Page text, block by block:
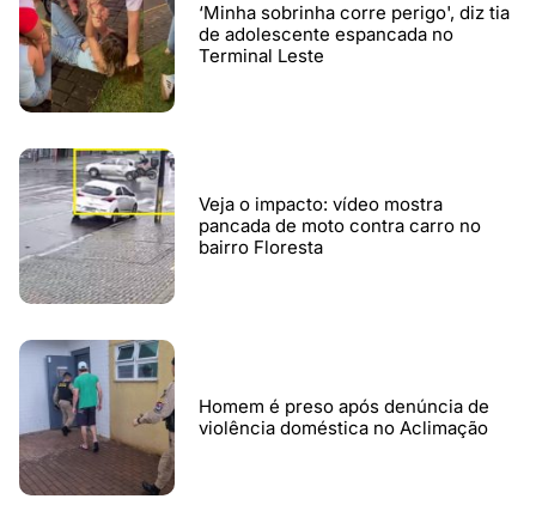
‘Minha sobrinha corre perigo', diz tia
de adolescente espancada no
Terminal Leste
Veja o impacto: vídeo mostra
pancada de moto contra carro no
bairro Floresta
Homem é preso após denúncia de
violência doméstica no Aclimação